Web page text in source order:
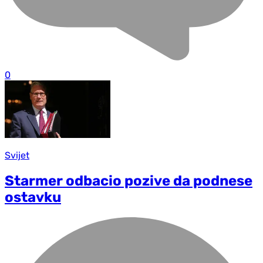
0
Svijet
Starmer odbacio pozive da podnese
ostavku